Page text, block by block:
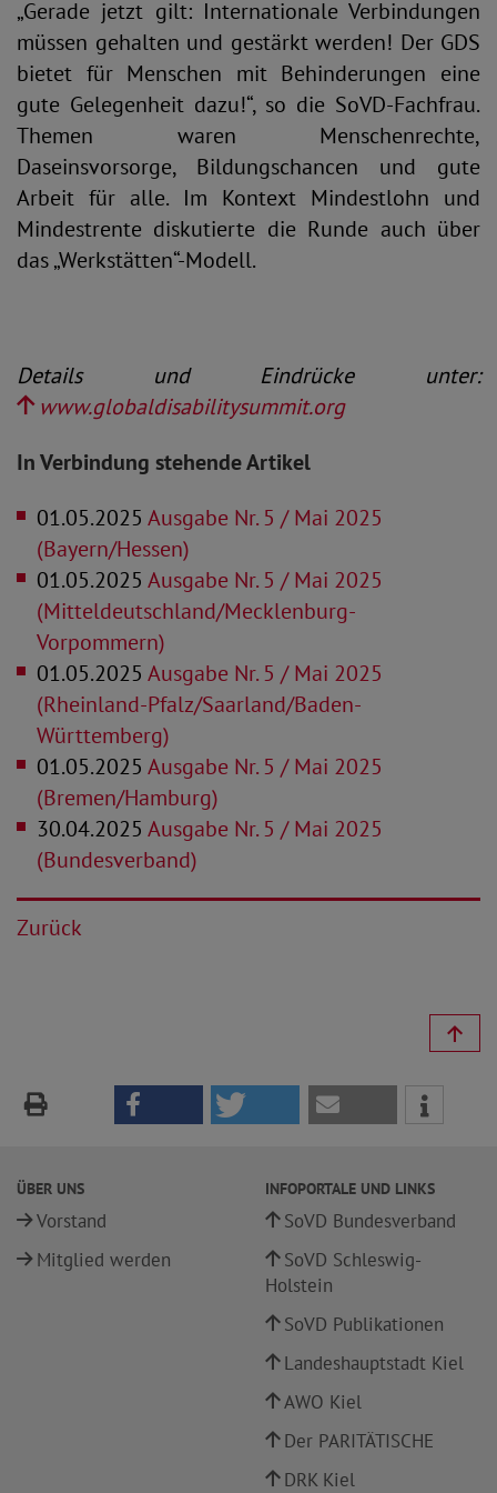
„Gerade jetzt gilt: Internationale Verbindungen
müssen gehalten und gestärkt werden! Der GDS
bietet für Menschen mit Behinderungen eine
gute Gelegenheit dazu!“, so die SoVD-Fachfrau.
Themen waren Menschenrechte,
Daseinsvorsorge, Bildungschancen und gute
Arbeit für alle. Im Kontext Mindestlohn und
Mindestrente diskutierte die Runde auch über
das „Werkstätten“-Modell.
Details und Eindrücke unter:
www.globaldisabilitysummit.org
In Verbindung stehende Artikel
01.05.2025 Ausgabe Nr. 5 / Mai 2025
(Bayern/Hessen)
01.05.2025 Ausgabe Nr. 5 / Mai 2025
(Mitteldeutschland/Mecklenburg-
Vorpommern)
01.05.2025 Ausgabe Nr. 5 / Mai 2025
(Rheinland-Pfalz/Saarland/Baden-
Württemberg)
01.05.2025 Ausgabe Nr. 5 / Mai 2025
(Bremen/Hamburg)
30.04.2025 Ausgabe Nr. 5 / Mai 2025
(Bundesverband)
Zurück
ÜBER UNS
Vorstand
Mitglied werden
INFOPORTALE UND LINKS
SoVD Bundesverband
SoVD Schleswig-
Holstein
SoVD Publikationen
Landeshauptstadt Kiel
AWO Kiel
Der PARITÄTISCHE
DRK Kiel